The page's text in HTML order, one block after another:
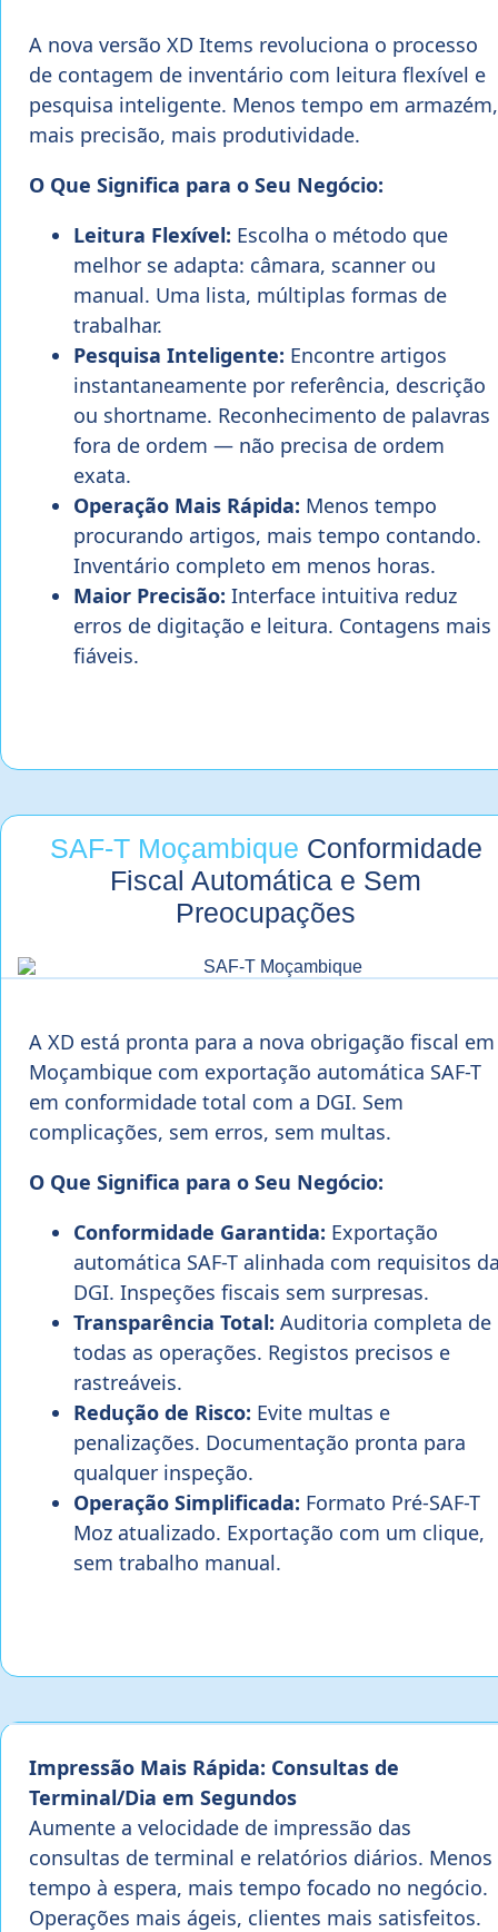
A nova versão XD Items revoluciona o processo
de contagem de inventário com leitura flexível e
pesquisa inteligente. Menos tempo em armazém,
mais precisão, mais produtividade.
O Que Significa para o Seu Negócio:
Leitura Flexível: Escolha o método que
melhor se adapta: câmara, scanner ou
manual. Uma lista, múltiplas formas de
trabalhar.
Pesquisa Inteligente: Encontre artigos
instantaneamente por referência, descrição
ou shortname. Reconhecimento de palavras
fora de ordem — não precisa de ordem
exata.
Operação Mais Rápida: Menos tempo
procurando artigos, mais tempo contando.
Inventário completo em menos horas.
Maior Precisão: Interface intuitiva reduz
erros de digitação e leitura. Contagens mais
fiáveis.
SAF-T Moçambique Conformidade
Fiscal Automática e Sem
Preocupações
A XD está pronta para a nova obrigação fiscal em
Moçambique com exportação automática SAF-T
em conformidade total com a DGI. Sem
complicações, sem erros, sem multas.
O Que Significa para o Seu Negócio:
Conformidade Garantida: Exportação
automática SAF-T alinhada com requisitos
DGI. Inspeções fiscais sem surpresas.
Transparência Total: Auditoria completa de
todas as operações. Registos precisos e
rastreáveis.
Redução de Risco: Evite multas e
penalizações. Documentação pronta para
qualquer inspeção.
Operação Simplificada: Formato Pré-SAF-T
Moz atualizado. Exportação com um clique,
sem trabalho manual.
Impressão Mais Rápida: Consultas de
Terminal/Dia em Segundos
Aumente a velocidade de impressão das
consultas de terminal e relatórios diários. Menos
tempo à espera, mais tempo focado no negócio.
Operações mais ágeis, clientes mais satisfeitos.